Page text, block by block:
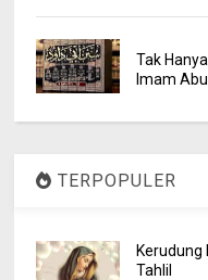
Tak
Imam
TERPOPULER
Kerudung
Tahlil